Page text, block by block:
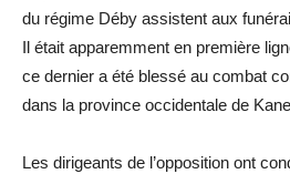
du régime Déby assistent aux
Il était apparemment en première
ce dernier a été blessé au combat
dans la province occidentale de
Les dirigeants de l’opposition ont